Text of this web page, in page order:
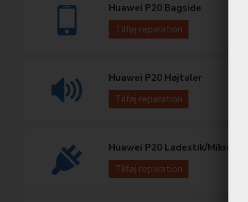
Huawei P20 Bagside
Tilføj reparation
Huawei P20 Højtaler
Tilføj reparation
Huawei P20 Ladestik/Mikrofon
Tilføj reparation